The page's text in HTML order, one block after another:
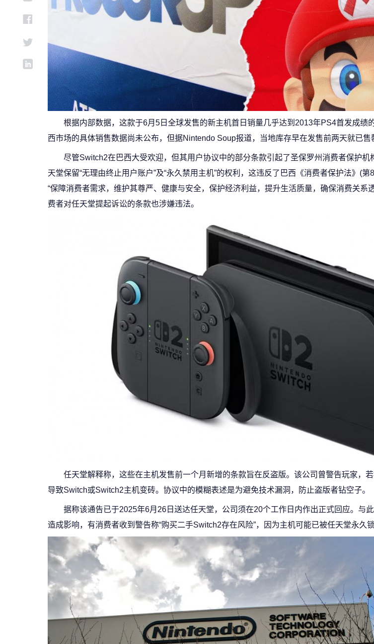
根据内部数据，这款于6月5日全球发售的新主机首日销量几乎达到2013年PS4首发成绩
西市场的具体销售数据尚未公布，但据Nintendo Soup报道，当地库存早在发售前两天就已售
尽管Switch2在巴西大受欢迎，但其用户协议中的部分条款引起了圣保罗州消费者保护机
天堂保留“无理由终止用户账户”及“永久禁用主机”的权利，这违反了巴西《消费者保护法》(
“保障消费者需求，维护其尊严、健康与安全，保护经济利益，提升生活质量，确保消费关系
费者对任天堂提起诉讼的条款也涉嫌违法。
任天堂解释称，这些在主机发售前一个月新增的条款旨在反盗版。该公司曾警告玩家，
导致Switch或Switch2主机变砖。协议中的模糊表述是为避免技术漏洞，防止盗版者钻空子。
据称该通告已于2025年6月26日送达任天堂，公司须在20个工作日内作出正式回应。与
造成影响，有消费者收到警告称“购买二手Switch2存在风险”，因为主机可能已被任天堂永久锁